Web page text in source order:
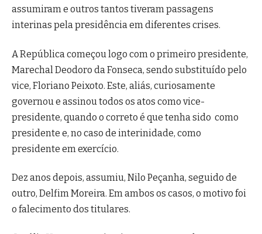
assumiram e outros tantos tiveram passagens
interinas pela presidência em diferentes crises.
A República começou logo com o primeiro presidente,
Marechal Deodoro da Fonseca, sendo substituído pelo
vice, Floriano Peixoto. Este, aliás, curiosamente
governou e assinou todos os atos como vice-
presidente, quando o correto é que tenha sido como
presidente e, no caso de interinidade, como
presidente em exercício.
Dez anos depois, assumiu, Nilo Peçanha, seguido de
outro, Delfim Moreira. Em ambos os casos, o motivo foi
o falecimento dos titulares.